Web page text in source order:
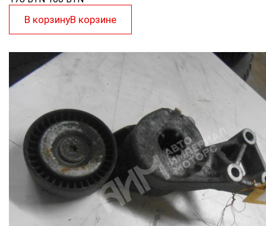
В корзинуВ корзине